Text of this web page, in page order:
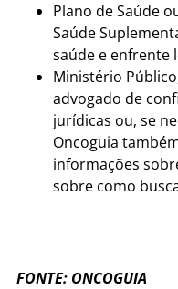
Plano de Saúde
Saúde
saúde e enfrente
Ministério
advogado de
jurídicas ou, se
Oncoguia
informações
sobre como
FONTE: ONCOGUIA